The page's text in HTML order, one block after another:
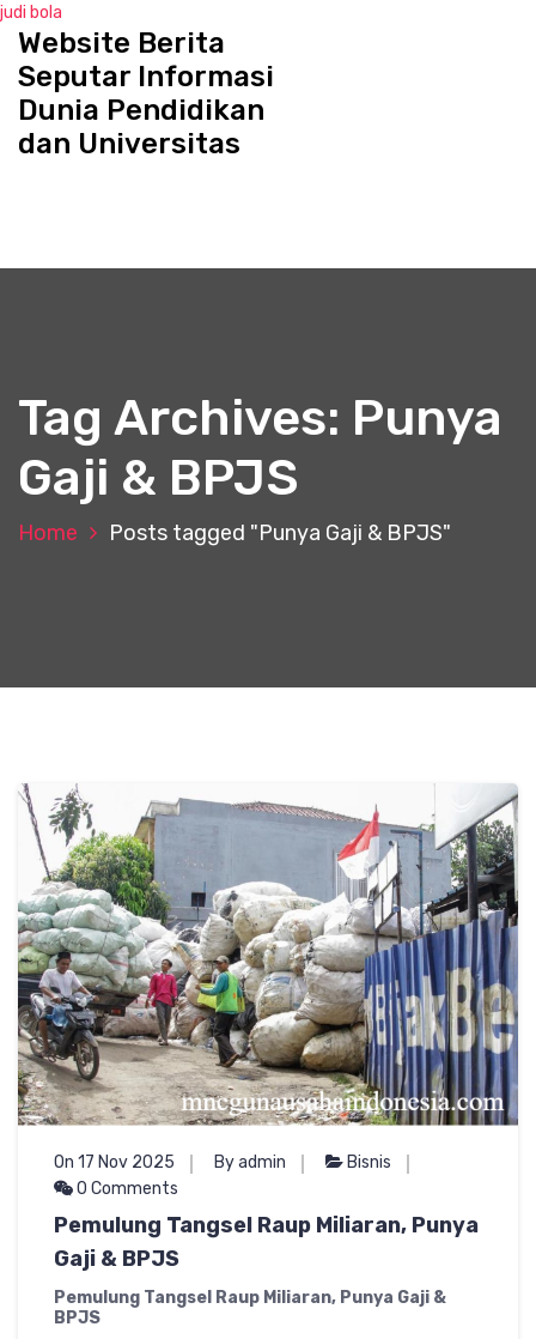
judi bola
t
Website Berita
Seputar Informasi
Dunia Pendidikan
dan Universitas
Tag Archives: Punya
Gaji & BPJS
Home Posts tagged "Punya Gaji & BPJS"
On 17 Nov 2025 By admin
Bisnis
0 Comments
Pemulung Tangsel Raup Miliaran, Punya
Gaji & BPJS
Pemulung Tangsel Raup Miliaran, Punya Gaji &
BPJS